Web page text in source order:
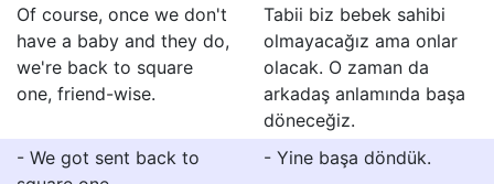
Of course, once we don't
have a baby and they do,
we're back to square
one, friend-wise.
Tabii biz bebek sahibi
olmayacağız ama onlar
olacak. O zaman da
arkadaş anlamında başa
döneceğiz.
- We got sent back to
- Yine başa döndük.